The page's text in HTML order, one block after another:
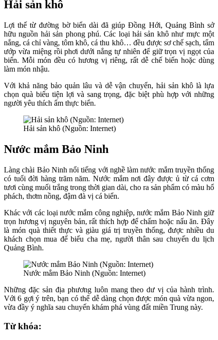
Hải sản khô
Lợi thế từ đường bờ biển dài đã giúp Đồng Hới, Quảng Bình sở
hữu nguồn hải sản phong phú. Các loại hải sản khô như mực một
nắng, cá chỉ vàng, tôm khô, cá thu khô… đều được sơ chế sạch, tẩm
ướp vừa miệng rồi phơi dưới nắng tự nhiên để giữ trọn vị ngọt của
biển. Mỗi món đều có hương vị riêng, rất dễ chế biến hoặc dùng
làm món nhậu.
Với khả năng bảo quản lâu và dễ vận chuyển, hải sản khô là lựa
chọn quà biếu tiện lợi và sang trọng, đặc biệt phù hợp với những
người yêu thích ẩm thực biển.
Hải sản khô (Nguồn: Internet)
Nước mắm Bảo Ninh
Làng chài Bảo Ninh nổi tiếng với nghề làm nước mắm truyền thống
có tuổi đời hàng trăm năm. Nước mắm nơi đây được ủ từ cá cơm
tươi cùng muối trắng trong thời gian dài, cho ra sản phẩm có màu hổ
phách, thơm nồng, đậm đà vị cá biển.
Khác với các loại nước mắm công nghiệp, nước mắm Bảo Ninh giữ
trọn hương vị nguyên bản, rất thích hợp để chấm hoặc nấu ăn. Đây
là món quà thiết thực và giàu giá trị truyền thống, được nhiều du
khách chọn mua để biếu cha mẹ, người thân sau chuyến du lịch
Quảng Bình.
Nước mắm Bảo Ninh (Nguồn: Internet)
Những đặc sản địa phương luôn mang theo dư vị của hành trình.
Với 6 gợi ý trên, bạn có thể dễ dàng chọn được món quà vừa ngon,
vừa đầy ý nghĩa sau chuyến khám phá vùng đất miền Trung này.
Từ khóa: